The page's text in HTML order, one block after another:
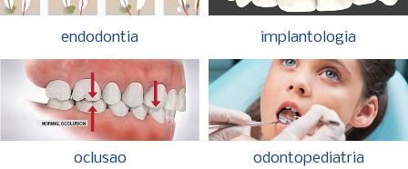
endodontia implantologia
oclusao odontopediatria